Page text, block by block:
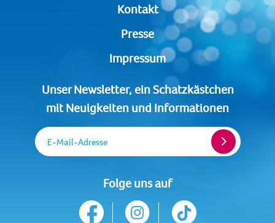
Kontakt
Presse
Impressum
Unser Newsletter, ein Schatzkästchen
mit Neuigkeiten und Informationen
E-Mail-Adresse
Folge uns auf